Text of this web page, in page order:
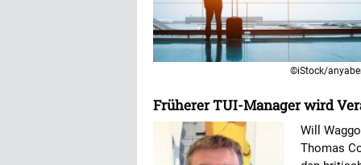
©iStock/
Früherer TUI-Manager wird
Will
Thomas